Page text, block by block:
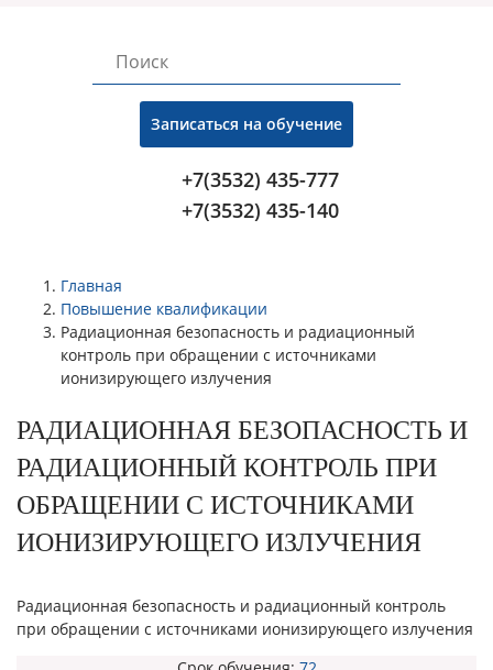
Записаться на обучение
+7(3532) 435-777
+7(3532) 435-140
Главная
Повышение квалификации
Радиационная безопасность и радиационный
контроль при обращении с источниками
ионизирующего излучения
РАДИАЦИОННАЯ БЕЗОПАСНОСТЬ И
РАДИАЦИОННЫЙ КОНТРОЛЬ ПРИ
ОБРАЩЕНИИ С ИСТОЧНИКАМИ
ИОНИЗИРУЮЩЕГО ИЗЛУЧЕНИЯ
Радиационная безопасность и радиационный контроль
при обращении с источниками ионизирующего излучения